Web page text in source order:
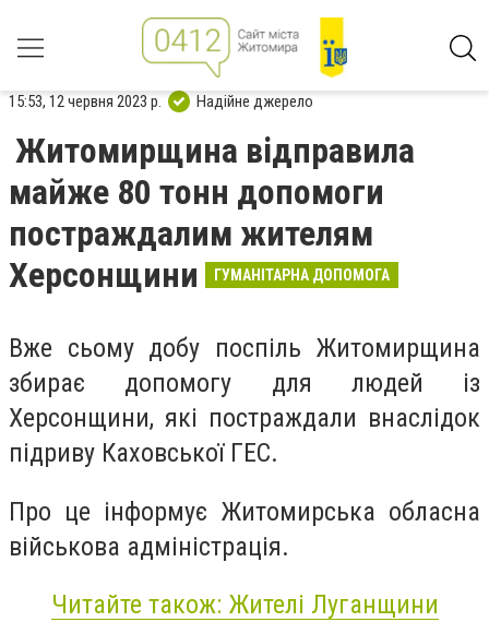
15:53, 12 червня 2023 р. Надійне джерело
Житомирщина відправила
майже 80 тонн допомоги
постраждалим жителям
Херсонщини
ГУМАНІТАРНА ДОПОМОГА
Вже сьому добу поспіль Житомирщина
збирає допомогу для людей із
Херсонщини, які постраждали внаслідок
підриву Каховської ГЕС.
Про це інформує Житомирська обласна
військова адміністрація.
Читайте також: Жителі Луганщини